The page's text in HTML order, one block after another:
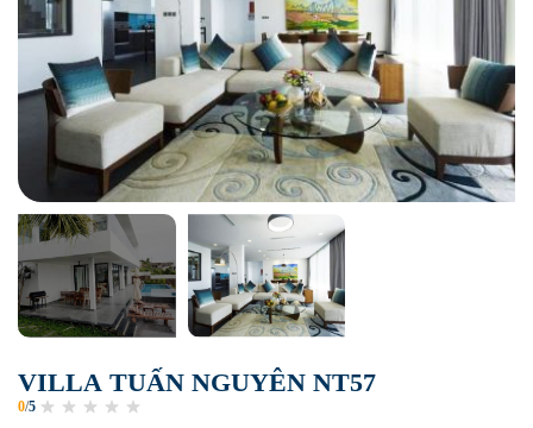
VILLA TUẤN NGUYÊN NT57
0/5